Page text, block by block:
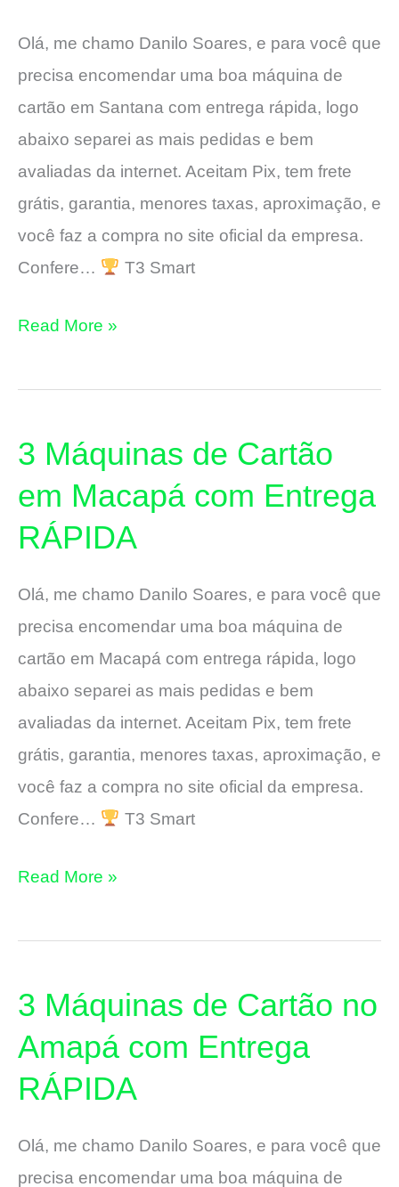
Olá, me chamo Danilo Soares, e para você que
precisa encomendar uma boa máquina de
cartão em Santana com entrega rápida, logo
abaixo separei as mais pedidas e bem
avaliadas da internet. Aceitam Pix, tem frete
grátis, garantia, menores taxas, aproximação, e
você faz a compra no site oficial da empresa.
Confere…
T3 Smart
3
de
em
Santana
Entrega
Read More »
3 Máquinas de Cartão
em Macapá com Entrega
RÁPIDA
Olá, me chamo Danilo Soares, e para você que
precisa encomendar uma boa máquina de
cartão em Macapá com entrega rápida, logo
abaixo separei as mais pedidas e bem
avaliadas da internet. Aceitam Pix, tem frete
grátis, garantia, menores taxas, aproximação, e
você faz a compra no site oficial da empresa.
Confere…
T3 Smart
3
de
em
Macapá
Entrega
Read More »
3 Máquinas de Cartão no
Amapá com Entrega
RÁPIDA
Olá, me chamo Danilo Soares, e para você que
precisa encomendar uma boa máquina de